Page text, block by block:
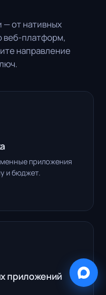
— от нативных
веб-платформ,
направление
приложения
и бюджет.
приложений